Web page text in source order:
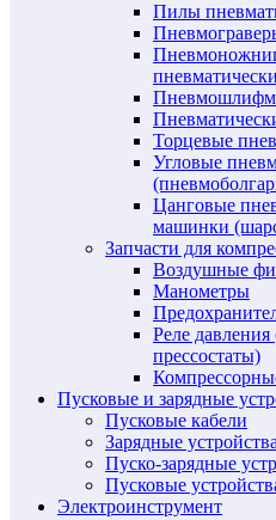
Пилы
Торцевые
Угловые
Цанговые
машинки
Запчасти для
Воздушные
Манометры
Реле
прессостаты)
Пусковые и зарядные
Пусковые кабели
Зарядные
Пуско-зарядные
Пусковые
Электроинструмент